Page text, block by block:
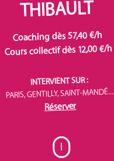
THIBAULT
Coaching dès 57,40 €/h
Cours collectif dès 12,00 €/h
INTERVIENT SUR :
PARIS, GENTILLY, SAINT-MANDÉ...
Réserver
I